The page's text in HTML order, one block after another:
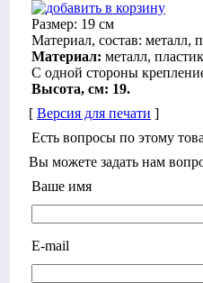
Размер: 19 см
Материал, состав: металл,
Материал: металл,
С одной стороны
Высота, см: 19.
[ Версия для печати ]
Есть вопросы по этому
Вы можете задать нам
Ваше имя
E-mail